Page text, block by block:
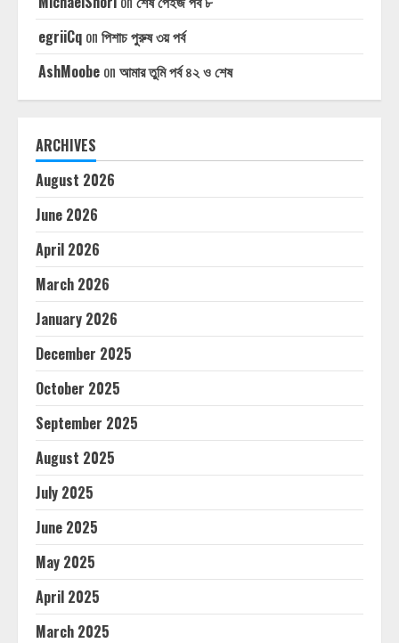
egriiCq on পিশাচ পুরুষ ৩য় পর্ব
AshMoobe on আমার তুমি পর্ব ৪২ ও শেষ
ARCHIVES
August 2026
June 2026
April 2026
March 2026
January 2026
December 2025
October 2025
September 2025
August 2025
July 2025
June 2025
May 2025
April 2025
March 2025